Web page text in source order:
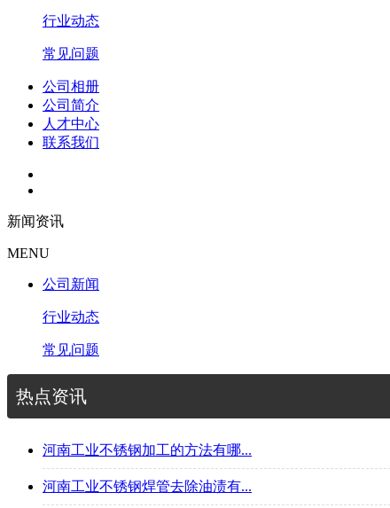
行业动态
常见问题
公司相册
公司简介
人才中心
联系我们
新闻资讯
MENU
公司新闻
行业动态
常见问题
热点资讯
河南工业不锈钢加工的方法有哪...
河南工业不锈钢焊管去除油渍有...